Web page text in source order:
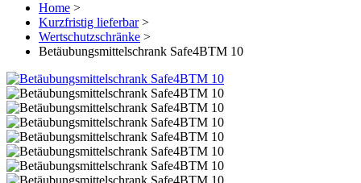
Home >
Kurzfristig lieferbar >
Wertschutzschränke >
Betäubungsmittelschrank Safe4BTM 10